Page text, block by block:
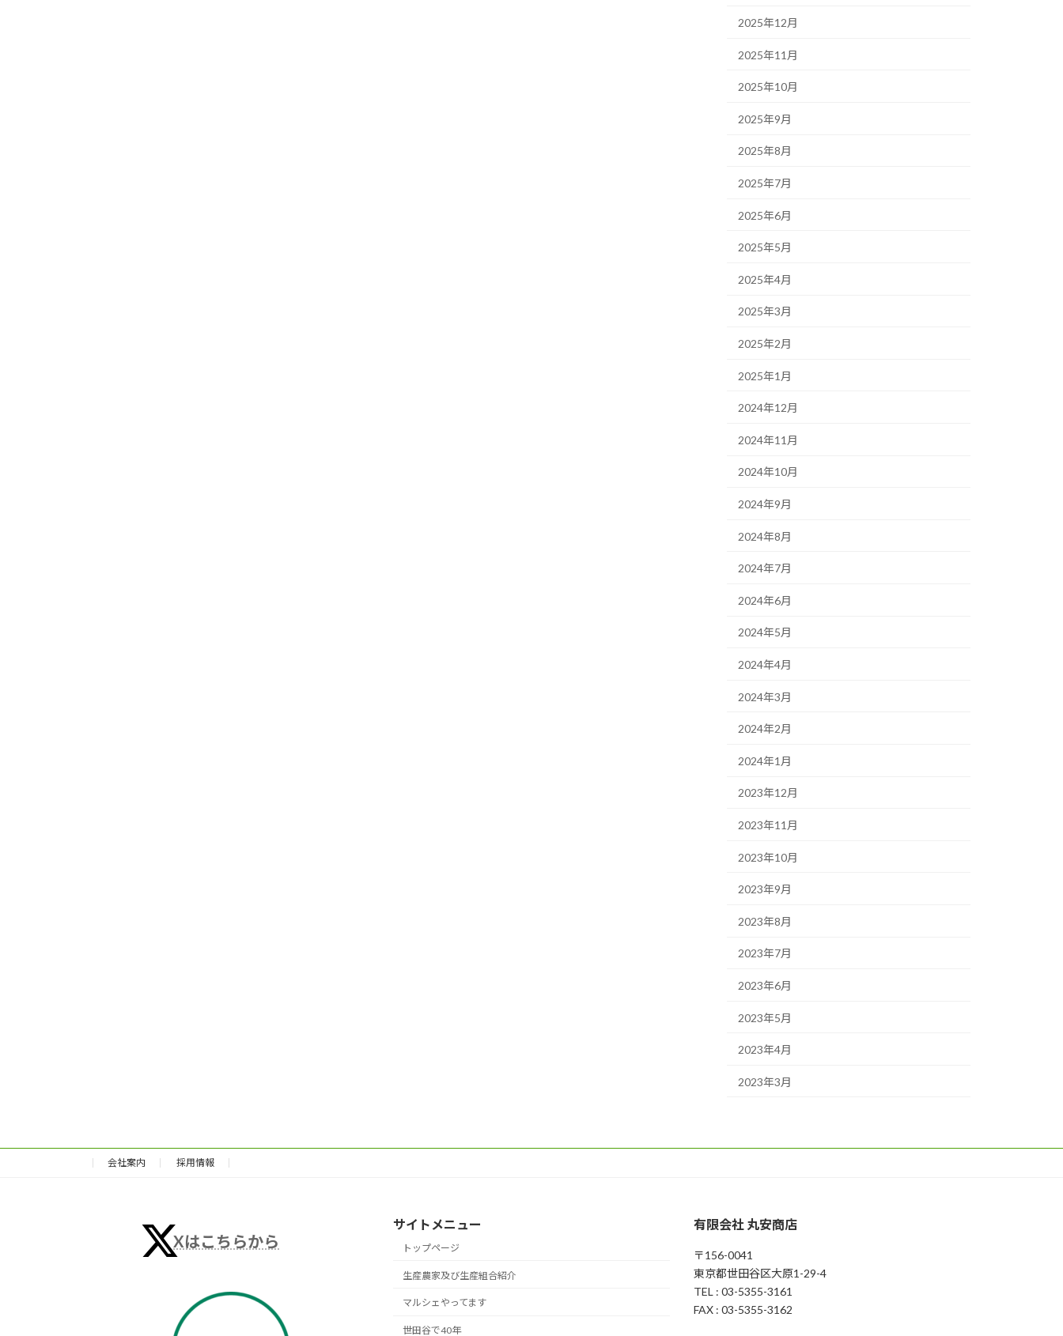
2025年12月
2025年11月
2025年10月
2025年9月
2025年8月
2025年7月
2025年6月
2025年5月
2025年4月
2025年3月
2025年2月
2025年1月
2024年12月
2024年11月
2024年10月
2024年9月
2024年8月
2024年7月
2024年6月
2024年5月
2024年4月
2024年3月
2024年2月
2024年1月
2023年12月
2023年11月
2023年10月
2023年9月
2023年8月
2023年7月
2023年6月
2023年5月
2023年4月
2023年3月
会社案内 採用情報
Xはこちらから
サイトメニュー
トップページ
生産農家及び生産組合紹介
マルシェやってます
世田谷で40年
有限会社 丸安商店
〒156-0041
東京都世田谷区大原1-29-4
TEL : 03-5355-3161
FAX : 03-5355-3162